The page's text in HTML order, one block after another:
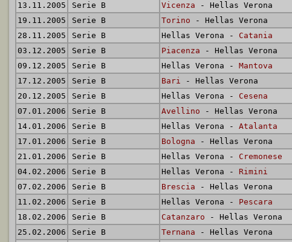
13.11.2005
Serie B Vicenza - Hellas Verona
19.11.2005
Serie B Torino - Hellas Verona
28.11.2005
Serie B Hellas Verona - Catania
03.12.2005
Serie B Piacenza - Hellas Verona
09.12.2005
Serie B Hellas Verona - Mantova
17.12.2005
Serie B Bari - Hellas Verona
20.12.2005
Serie B Hellas Verona - Cesena
07.01.2006
Serie B Avellino - Hellas Verona
14.01.2006
Serie B Hellas Verona - Atalanta
17.01.2006
Serie B Bologna - Hellas Verona
21.01.2006
Serie B Hellas Verona - Cremonese
04.02.2006
Serie B Hellas Verona - Rimini
07.02.2006
Serie B Brescia - Hellas Verona
11.02.2006
Serie B Hellas Verona - Pescara
18.02.2006
Serie B Catanzaro - Hellas Verona
25.02.2006
Serie B Ternana - Hellas Verona